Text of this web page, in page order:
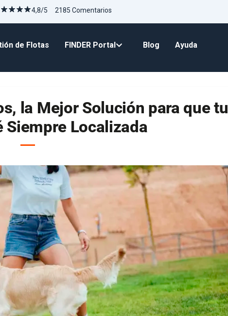
4,8/5 2185 Comentarios
de Flotas FINDER Portal Blog Ayuda
la Mejor Solución para que tu
Siempre Localizada